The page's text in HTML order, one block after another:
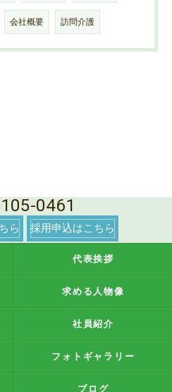
会社概要 訪問介護
0461
ら 採用申込はこちら
代表挨拶
求める人物像
社員紹介
フォトギャラリー
ブログ